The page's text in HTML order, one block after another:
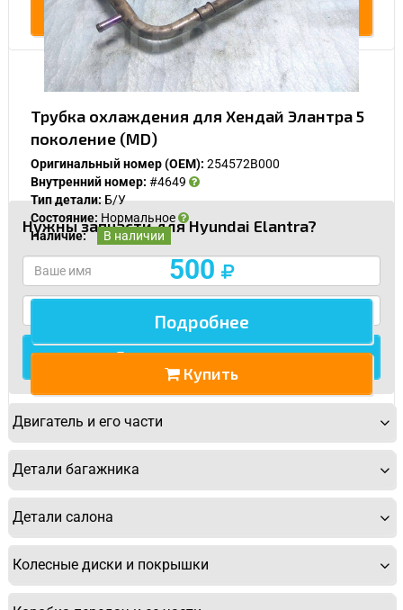
Купить
Трубка охлаждения для Хендай Элантра 5
поколение (MD)
Оригинальный номер (OEM): 254572B000
Внутренний номер: #4649
Тип детали:Б/У
Состояние: Нормальное
Наличие:
В наличии
500
Подробнее
Купить
Нужны запчасти для Hyundai Elantra?
Двигатель и его части
Детали багажника
Детали салона
Колесные диски и покрышки
У Вас возникли вопросы? Вы не
нашли нужную Вам деталь?
Заполните форму ниже и мы Вам перезвоним.
Спасибо, мне это не нужно!